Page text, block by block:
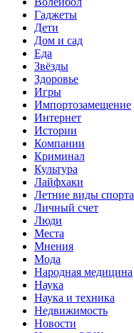
Гаджеты
Дети
Дом и сад
Еда
Звёзды
Здоровье
Игры
Импортозамещение
Интернет
Истории
Компании
Криминал
Культура
Лайфхаки
Летние виды спорта
Личный счет
Люди
Места
Мнения
Мода
Народная медицина
Наука
Наука и техника
Недвижимость
Новости